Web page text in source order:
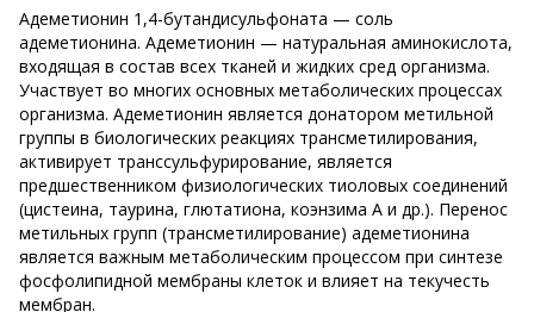
Адеметионин 1,4-бутандисульфоната — соль
адеметионина. Адеметионин — натуральная аминокислота,
входящая в состав всех тканей и жидких сред организма.
Участвует во многих основных метаболических процессах
организма. Адеметионин является донатором метильной
группы в биологических реакциях трансметилирования,
активирует транссульфурирование, является
предшественником физиологических тиоловых соединений
(цистеина, таурина, глютатиона, коэнзима А и др.). Перенос
метильных групп (трансметилирование) адеметионина
является важным метаболическим процессом при синтезе
фосфолипидной мембраны клеток и влияет на текучесть
мембран.